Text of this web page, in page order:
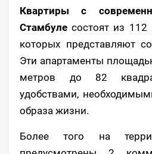
Квартиры с
Стамбуле состоят из 112
которых представляют
Эти апартаменты
метров до 82
удобствами,
образа жизни.
Более того на